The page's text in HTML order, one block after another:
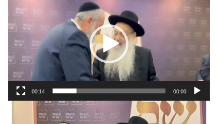
וידאו
00:00
00:14